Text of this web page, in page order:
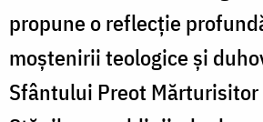
propune o reflecție
moștenirii teologice și
Sfântului Preot